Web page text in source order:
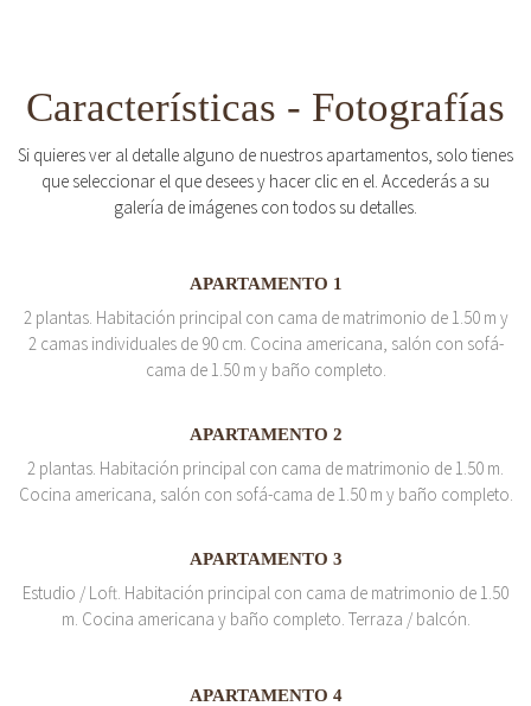
Características - Fotografías
Si quieres ver al detalle alguno de nuestros apartamentos, solo tienes
que seleccionar el que desees y hacer clic en el. Accederás a su
galería de imágenes con todos su detalles.
APARTAMENTO 1
2 plantas. Habitación principal con cama de matrimonio de 1.50 m y
2 camas individuales de 90 cm. Cocina americana, salón con sofá-
cama de 1.50 m y baño completo.
APARTAMENTO 2
2 plantas. Habitación principal con cama de matrimonio de 1.50 m.
Cocina americana, salón con sofá-cama de 1.50 m y baño completo.
APARTAMENTO 3
Estudio / Loft. Habitación principal con cama de matrimonio de 1.50
m. Cocina americana y baño completo. Terraza / balcón.
APARTAMENTO 4